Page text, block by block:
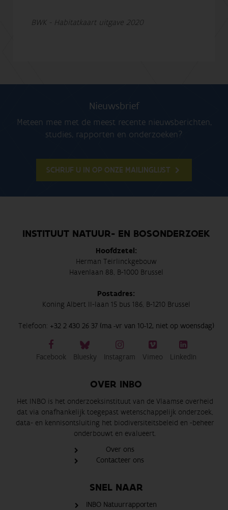
BWK - Habitatkaart uitgave 2020
Nieuwsbrief
Meteen mee met de meest recente nieuwsberichten,
studies, rapporten en onderzoeken?
SCHRIJF U IN OP ONZE MAILINGLIJST
INSTITUUT NATUUR- EN BOSONDERZOEK
Hoofdzetel:
Herman Teirlinckgebouw
Havenlaan 88, B-1000 Brussel
Postadres:
Koning Albert II-laan 15 bus 186, B-1210 Brussel
Telefoon: +32 2 430 26 37 (ma -vr van 10-12, niet op woensdag)
Facebook Bluesky Instagram Vimeo LinkedIn
OVER INBO
Het INBO is het onderzoeksinstituut van de Vlaamse overheid
dat via onafhankelijk toegepast wetenschappelijk onderzoek,
data- en kennisontsluiting het biodiversiteitsbeleid en -beheer
onderbouwt en evalueert.
Over ons
Contacteer ons
SNEL NAAR
INBO Natuurrapporten